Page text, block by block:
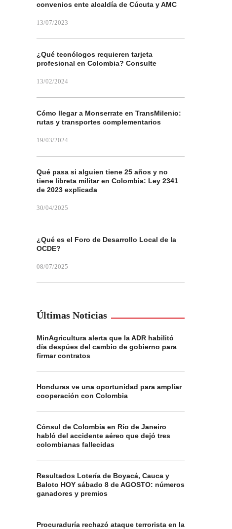
convenios ente alcaldía de Cúcuta y AMC
13/07/2023
¿Qué tecnólogos requieren tarjeta
profesional en Colombia? Consulte
13/02/2024
Cómo llegar a Monserrate en TransMilenio:
rutas y transportes complementarios
19/03/2024
Qué pasa si alguien tiene 25 años y no
tiene libreta militar en Colombia: Ley 2341
de 2023 explicada
30/04/2025
¿Qué es el Foro de Desarrollo Local de la
OCDE?
08/07/2025
Últimas Noticias
MinAgricultura alerta que la ADR habilitó
día despúes del cambio de gobierno para
firmar contratos
Honduras ve una oportunidad para ampliar
cooperación con Colombia
Cónsul de Colombia en Río de Janeiro
habló del accidente aéreo que dejó tres
colombianas fallecidas
Resultados Lotería de Boyacá, Cauca y
Baloto HOY sábado 8 de AGOSTO: números
ganadores y premios
Procuraduría rechazó ataque terrorista en la